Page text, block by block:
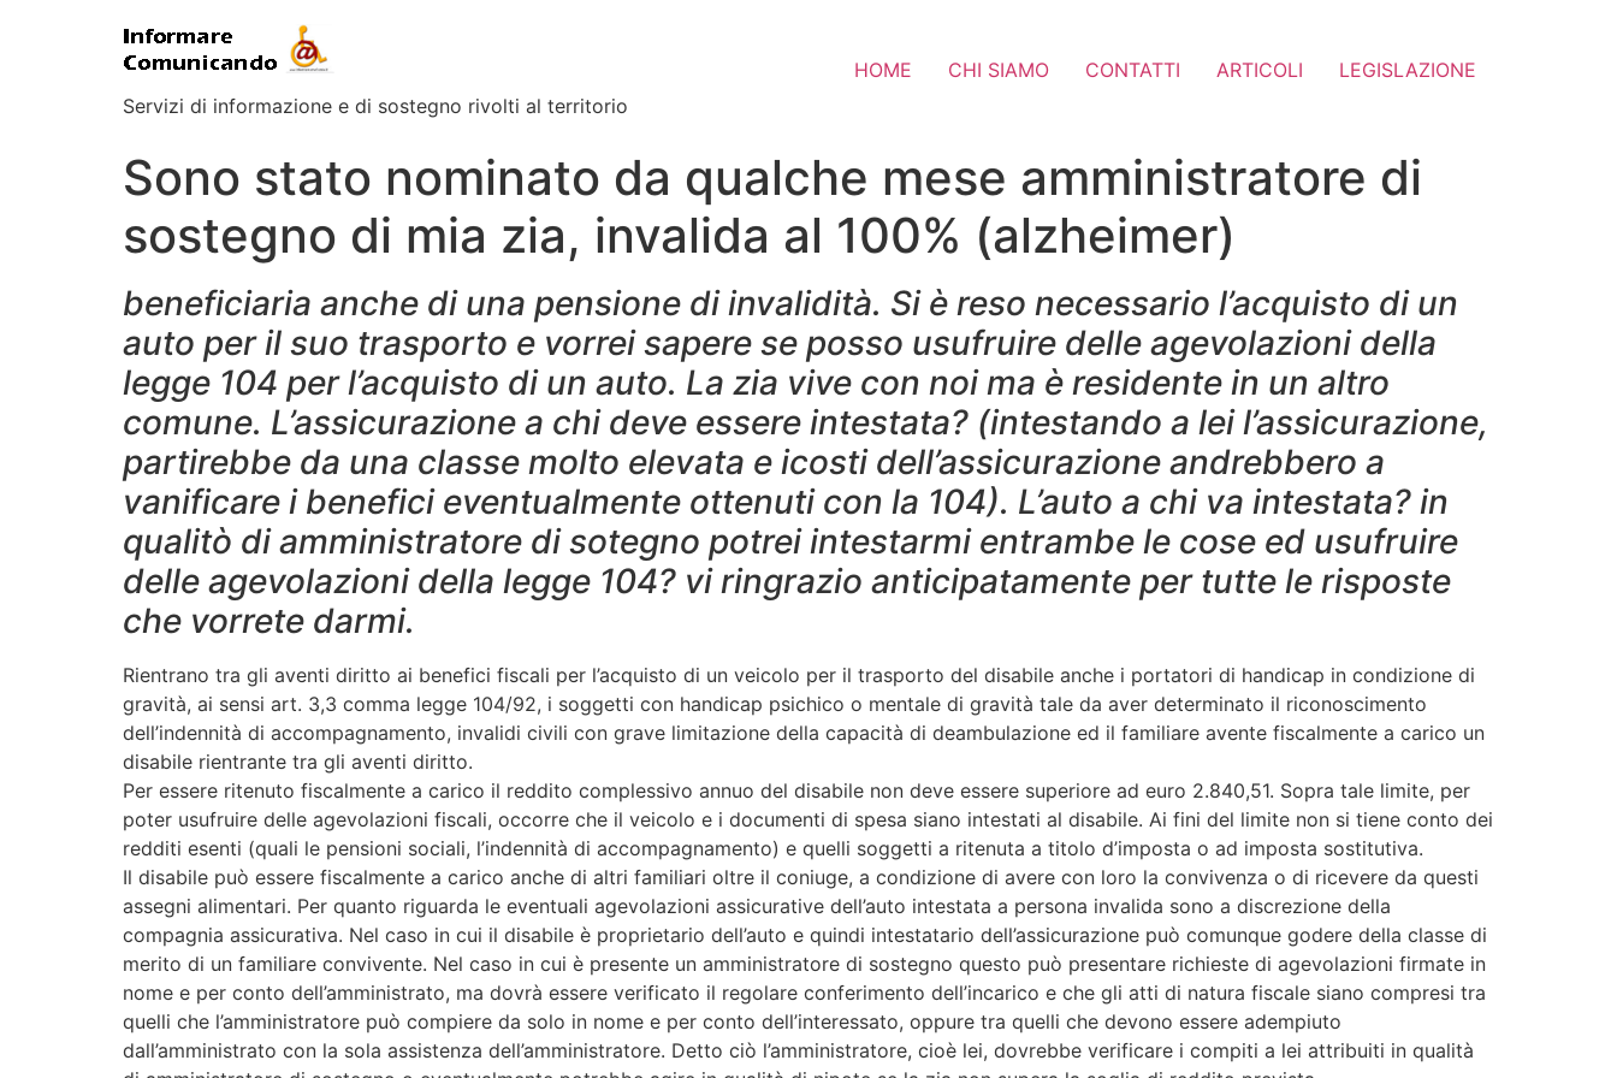
Servizi di informazione e di sostegno rivolti al territorio
HOME CHI SIAMO CONTATTI ARTICOLI LEGISLAZIONE
Sono stato nominato da qualche mese amministratore di
sostegno di mia zia, invalida al 100% (alzheimer)
beneficiaria anche di una pensione di invalidità. Si è reso necessario l’acquisto di un
auto per il suo trasporto e vorrei sapere se posso usufruire delle agevolazioni della
legge 104 per l’acquisto di un auto. La zia vive con noi ma è residente in un altro
comune. L’assicurazione a chi deve essere intestata? (intestando a lei l’assicurazione,
partirebbe da una classe molto elevata e icosti dell’assicurazione andrebbero a
vanificare i benefici eventualmente ottenuti con la 104). L’auto a chi va intestata? in
qualitò di amministratore di sotegno potrei intestarmi entrambe le cose ed usufruire
delle agevolazioni della legge 104? vi ringrazio anticipatamente per tutte le risposte
che vorrete darmi.
Rientrano tra gli aventi diritto ai benefici fiscali per l’acquisto di un veicolo per il trasporto del disabile anche i portatori di handicap in condizione di
gravità, ai sensi art. 3,3 comma legge 104/92, i soggetti con handicap psichico o mentale di gravità tale da aver determinato il riconoscimento
dell’indennità di accompagnamento, invalidi civili con grave limitazione della capacità di deambulazione ed il familiare avente fiscalmente a carico un
disabile rientrante tra gli aventi diritto.
Per essere ritenuto fiscalmente a carico il reddito complessivo annuo del disabile non deve essere superiore ad euro 2.840,51. Sopra tale limite, per
poter usufruire delle agevolazioni fiscali, occorre che il veicolo e i documenti di spesa siano intestati al disabile. Ai fini del limite non si tiene conto dei
redditi esenti (quali le pensioni sociali, l’indennità di accompagnamento) e quelli soggetti a ritenuta a titolo d’imposta o ad imposta sostitutiva.
Il disabile può essere fiscalmente a carico anche di altri familiari oltre il coniuge, a condizione di avere con loro la convivenza o di ricevere da questi
assegni alimentari. Per quanto riguarda le eventuali agevolazioni assicurative dell’auto intestata a persona invalida sono a discrezione della
compagnia assicurativa. Nel caso in cui il disabile è proprietario dell’auto e quindi intestatario dell’assicurazione può comunque godere della classe di
merito di un familiare convivente. Nel caso in cui è presente un amministratore di sostegno questo può presentare richieste di agevolazioni firmate in
nome e per conto dell’amministrato, ma dovrà essere verificato il regolare conferimento dell’incarico e che gli atti di natura fiscale siano compresi tra
quelli che l’amministratore può compiere da solo in nome e per conto dell’interessato, oppure tra quelli che devono essere adempiuto
dall’amministrato con la sola assistenza dell’amministratore. Detto ciò l’amministratore, cioè lei, dovrebbe verificare i compiti a lei attribuiti in qualità